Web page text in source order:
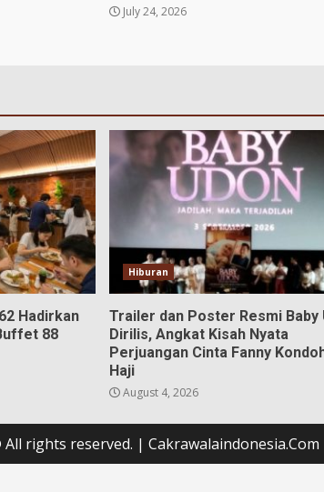
July 24, 2026
Hadirkan
88
Hiburan
Trailer dan Poster Resmi Baby
Dirilis, Angkat Kisah Nyata
Perjuangan Cinta Fanny
Haji
August 4, 2026
rights reserved. | Cakrawalaindonesia.Com